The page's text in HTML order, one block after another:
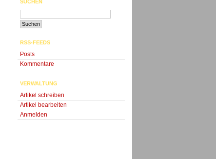
SUCHEN
RSS-FEEDS
Posts
Kommentare
VERWALTUNG
Artikel schreiben
Artikel bearbeiten
Anmelden